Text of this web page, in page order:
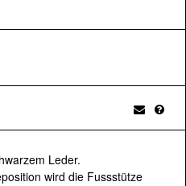
Leder.
wird die Fussstütze
Möbelhaus
und